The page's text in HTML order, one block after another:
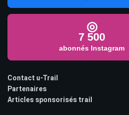
◎
7 500
abonnés Instagram
Contact u-Trail
Partenaires
Articles sponsorisés trail